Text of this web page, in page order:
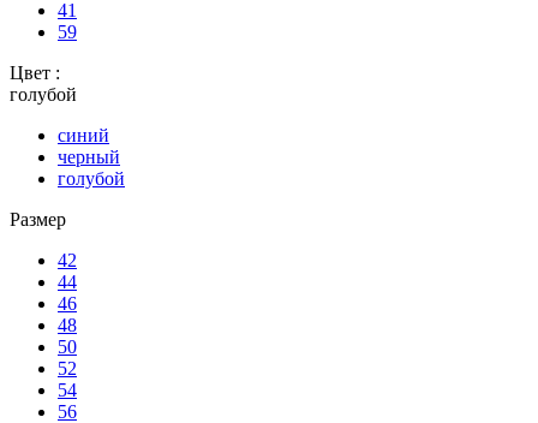
41
59
Цвет :
голубой
синий
черный
голубой
Размер
42
44
46
48
50
52
54
56